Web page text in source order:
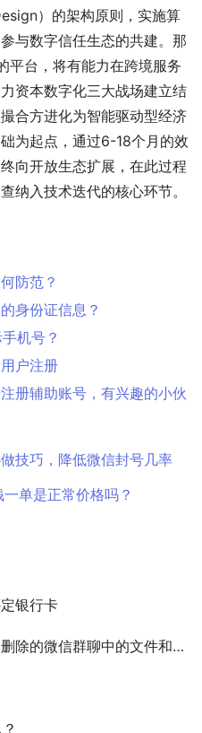
）的架构原则，实施算
与数字信任生态的共建。那
台，将有能力在跨境服务
资本数字化三大战场建立结
合方进化为智能驱动型经济
为起点，通过6-18个月的效
向开放生态扩展，在此过程
纳入技术迭代的核心环节。
防范？
身份证信息？
机号？
户注册
册辅助账号，有兴趣的小伙
技巧，降低微信封号几率
单是正常价格吗？
银行卡
微信群聊中的文件和链接？